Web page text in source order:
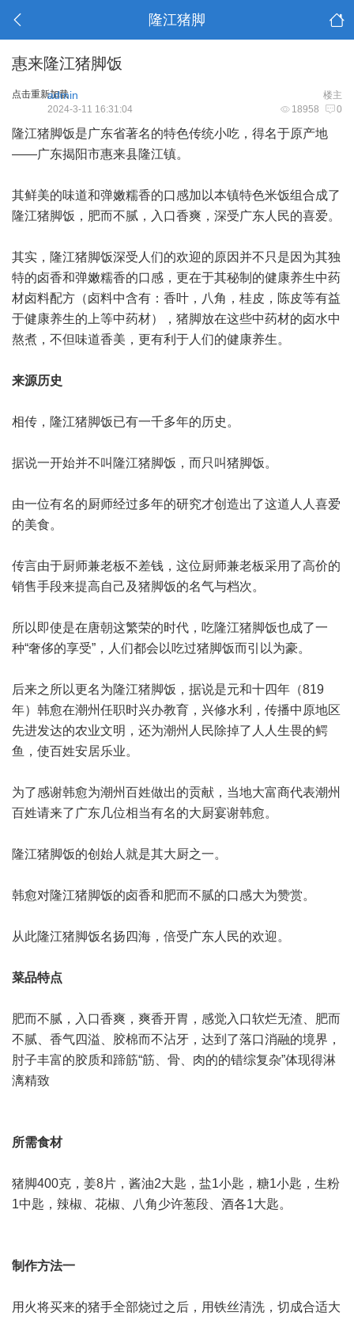
隆江猪脚
惠来隆江猪脚饭
点击重新加载 楼主
admin
18958 0
2024-3-11 16:31:04
隆江猪脚饭是广东省著名的特色传统小吃，得名于原产地
——广东揭阳市惠来县隆江镇。
其鲜美的味道和弹嫩糯香的口感加以本镇特色米饭组合成了
隆江猪脚饭，肥而不腻，入口香爽，深受广东人民的喜爱。
其实，隆江猪脚饭深受人们的欢迎的原因并不只是因为其独
特的卤香和弹嫩糯香的口感，更在于其秘制的健康养生中药
材卤料配方（卤料中含有：香叶，八角，桂皮，陈皮等有益
于健康养生的上等中药材），猪脚放在这些中药材的卤水中
熬煮，不但味道香美，更有利于人们的健康养生。
来源历史
相传，隆江猪脚饭已有一千多年的历史。
据说一开始并不叫隆江猪脚饭，而只叫猪脚饭。
由一位有名的厨师经过多年的研究才创造出了这道人人喜爱
的美食。
传言由于厨师兼老板不差钱，这位厨师兼老板采用了高价的
销售手段来提高自己及猪脚饭的名气与档次。
所以即使是在唐朝这繁荣的时代，吃隆江猪脚饭也成了一
种“奢侈的享受”，人们都会以吃过猪脚饭而引以为豪。
后来之所以更名为隆江猪脚饭，据说是元和十四年（819
年）韩愈在潮州任职时兴办教育，兴修水利，传播中原地区
先进发达的农业文明，还为潮州人民除掉了人人生畏的鳄
鱼，使百姓安居乐业。
为了感谢韩愈为潮州百姓做出的贡献，当地大富商代表潮州
百姓请来了广东几位相当有名的大厨宴谢韩愈。
隆江猪脚饭的创始人就是其大厨之一。
韩愈对隆江猪脚饭的卤香和肥而不腻的口感大为赞赏。
从此隆江猪脚饭名扬四海，倍受广东人民的欢迎。
菜品特点
肥而不腻，入口香爽，爽香开胃，感觉入口软烂无渣、肥而
不腻、香气四溢、胶棉而不沾牙，达到了落口消融的境界，
肘子丰富的胶质和蹄筋“筋、骨、肉的的错综复杂”体现得淋
漓精致
所需食材
猪脚400克，姜8片，酱油2大匙，盐1小匙，糖1小匙，生粉
1中匙，辣椒、花椒、八角少许葱段、酒各1大匙。
制作方法一
用火将买来的猪手全部烧过之后，用铁丝清洗，切成合适大